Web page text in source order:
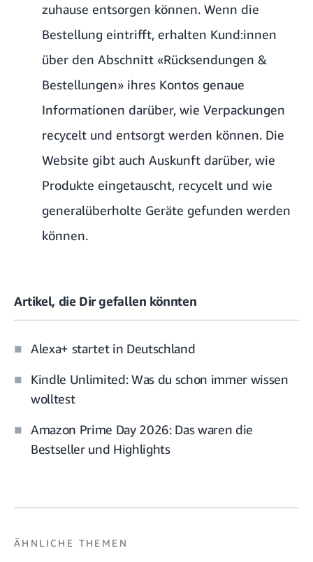
zuhause entsorgen können. Wenn die
Bestellung eintrifft, erhalten Kund:innen
über den Abschnitt «Rücksendungen &
Bestellungen» ihres Kontos genaue
Informationen darüber, wie Verpackungen
recycelt und entsorgt werden können. Die
Website gibt auch Auskunft darüber, wie
Produkte eingetauscht, recycelt und wie
generalüberholte Geräte gefunden werden
können.
Artikel, die Dir gefallen könnten
Alexa+ startet in Deutschland
Kindle Unlimited: Was du schon immer wissen
wolltest
Amazon Prime Day 2026: Das waren die
Bestseller und Highlights
ÄHNLICHE THEMEN